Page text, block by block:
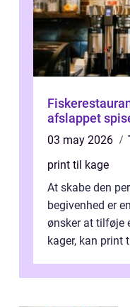
Fiskerestaurant frisk fisk,
afslappet
03 may 2026
print til kage
At skabe den
begivenhed er
ønsker at tilføje
kager, kan print